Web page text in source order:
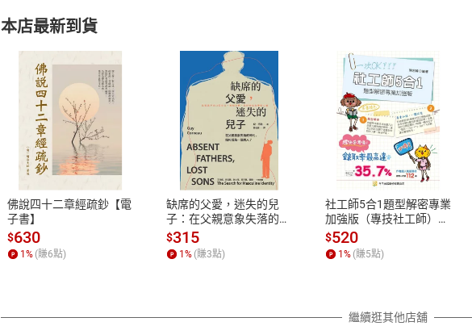
付款方式
ATM轉帳、信用卡、LINE PAY、AFTEE
退換貨規範
本店是否提供消費者保護法七日猶
之權利，遽消費者保護法及通訊交
除權合理例外情事適用準則，依商
質各有不同規定。詳細退換貨說明
照各商品說明。
本店最新到貨
佛說四十二章經疏鈔【電
子書】
$630
1 % (賺6點)
缺席的父愛，迷失的兒
子：在父親意象失落的時
代，如何成為一個男人？
【電子書】
$315
1 % (賺3點)
社工師5合1題型解密專業
加強版（專技社工師）
【電子書】
$520
1 % (賺5點)
繼續逛其他店舖